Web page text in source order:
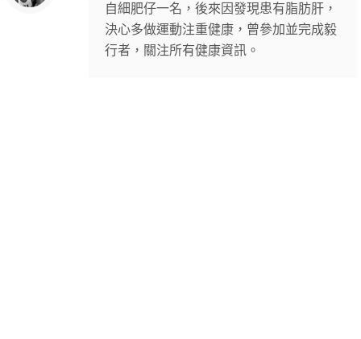
自細肥仔一名，後來因發現患有脂肪肝，
決心多做運動注重健康，曾參加並完成毅
行者，關注所有健康資訊。